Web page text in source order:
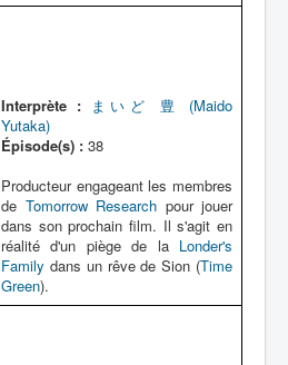
Interprète : まいど 豊 (Maido
Yutaka)
Épisode(s) : 38
Producteur engageant les membres
de Tomorrow Research pour jouer
dans son prochain film. Il s'agit en
réalité d'un piège de la Londer's
Family dans un rêve de Sion (Time
Green).